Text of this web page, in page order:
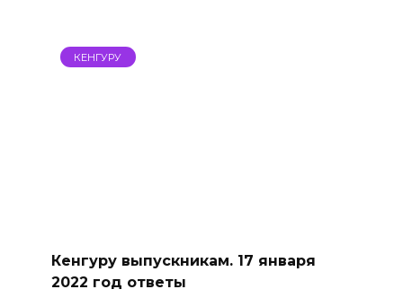
КЕНГУРУ
Кенгуру выпускникам. 17 января
2022 год ответы